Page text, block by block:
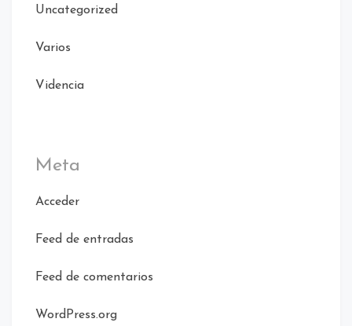
Uncategorized
Varios
Videncia
Meta
Acceder
Feed de entradas
Feed de comentarios
WordPress.org